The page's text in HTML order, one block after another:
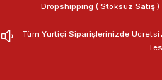
Dropshipping ( Stoksuz Satış
Tüm Yurtiçi Siparişlerinizde